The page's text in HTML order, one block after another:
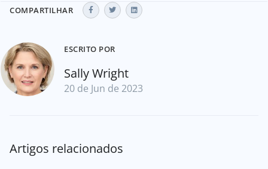
COMPARTILHAR
ESCRITO POR
Sally Wright
20 de Jun de 2023
Artigos relacionados